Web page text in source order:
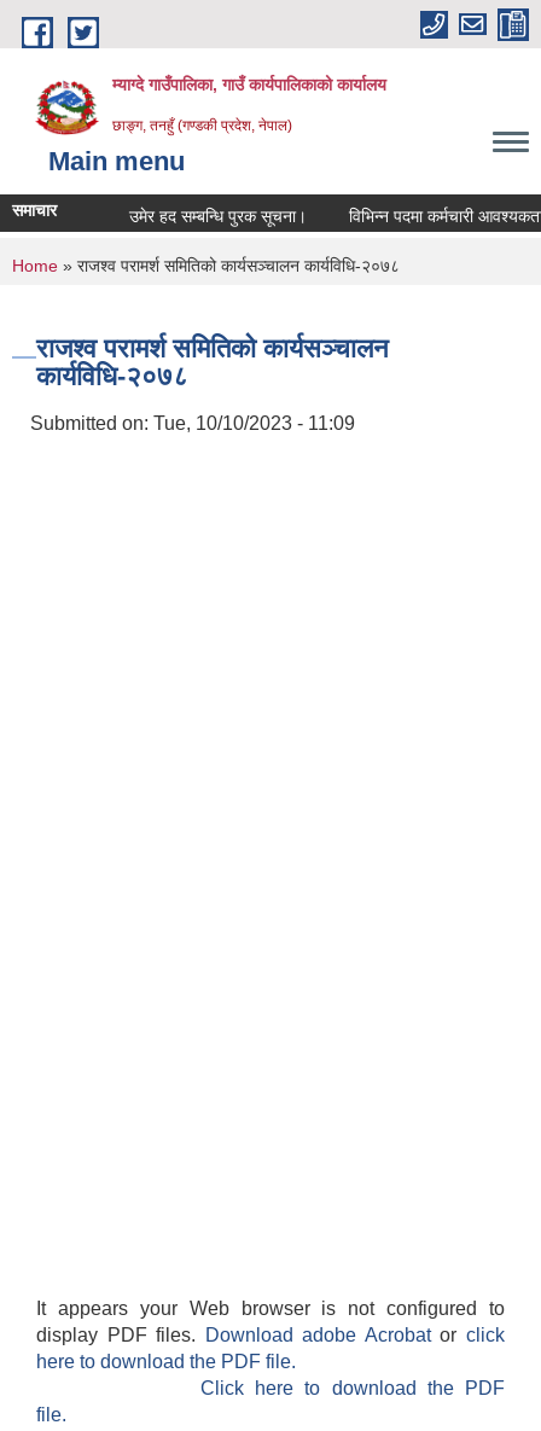
Skip to main content
म्याग्दे गाउँपालिका, गाउँ कार्यपालिकाको कार्यालय
छाङ्ग, तनहुँ (गण्डकी प्रदेश, नेपाल)
Main menu
समाचार उमेर हद सम्बन्धि पुरक सूचना। विभिन्न पदमा कर्मचारी आवश्यकता
You are here
Home » राजश्व परामर्श समितिको कार्यसञ्चालन कार्यविधि-२०७८
राजश्व परामर्श समितिको कार्यसञ्चालन
कार्यविधि-२०७८
Submitted on: Tue, 10/10/2023 - 11:09
It appears your Web browser is not configured to
display PDF files.
Download adobe Acrobatorclick
here to download the PDF file.
Click here to download the PDF
file.